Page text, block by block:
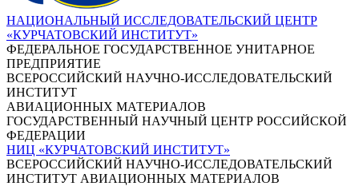
НАЦИОНАЛЬНЫЙ ИССЛЕДОВАТЕЛЬСКИЙ ЦЕНТР
«КУРЧАТОВСКИЙ ИНСТИТУТ»
ФЕДЕРАЛЬНОЕ ГОСУДАРСТВЕННОЕ УНИТАРНОЕ
ПРЕДПРИЯТИЕ
ВСЕРОССИЙСКИЙ НАУЧНО-ИССЛЕДОВАТЕЛЬСКИЙ
ИНСТИТУТ
АВИАЦИОННЫХ МАТЕРИАЛОВ
ГОСУДАРСТВЕННЫЙ НАУЧНЫЙ ЦЕНТР РОССИЙСКОЙ
ФЕДЕРАЦИИ
НИЦ «КУРЧАТОВСКИЙ ИНСТИТУТ»
ВСЕРОССИЙСКИЙ НАУЧНО-ИССЛЕДОВАТЕЛЬСКИЙ
ИНСТИТУТ АВИАЦИОННЫХ МАТЕРИАЛОВ